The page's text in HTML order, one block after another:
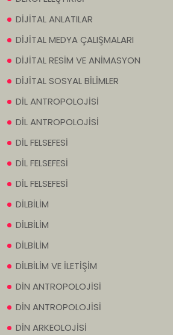
DİJİTAL ANLATILAR
DİJİTAL MEDYA ÇALIŞMALARI
DİJİTAL RESİM VE ANİMASYON
DİJİTAL SOSYAL BİLİMLER
DİL ANTROPOLOJİSİ
DİL ANTROPOLOJİSİ
DİL FELSEFESİ
DİL FELSEFESİ
DİL FELSEFESİ
DİLBİLİM
DİLBİLİM
DİLBİLİM
DİLBİLİM VE İLETİŞİM
DİN ANTROPOLOJİSİ
DİN ANTROPOLOJİSİ
DİN ARKEOLOJİSİ